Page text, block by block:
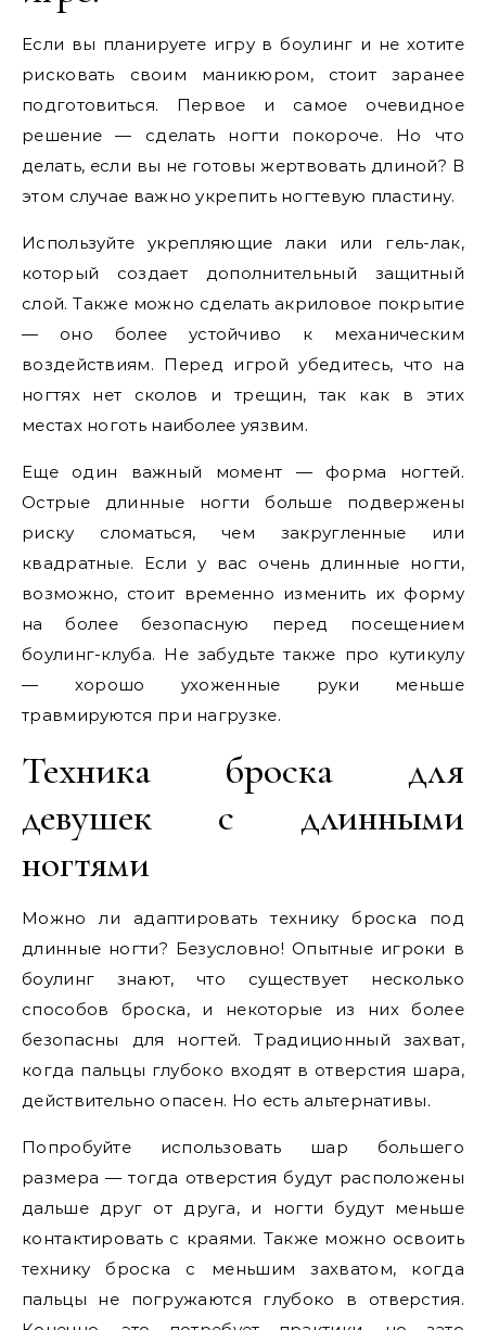
Если вы планируете игру в боулинг и не хотите
рисковать своим маникюром, стоит заранее
подготовиться. Первое и самое очевидное
решение — сделать ногти покороче. Но что
делать, если вы не готовы жертвовать длиной? В
этом случае важно укрепить ногтевую пластину.
Используйте укрепляющие лаки или гель-лак,
который создает дополнительный защитный
слой. Также можно сделать акриловое покрытие
— оно более устойчиво к механическим
воздействиям. Перед игрой убедитесь, что на
ногтях нет сколов и трещин, так как в этих
местах ноготь наиболее уязвим.
Еще один важный момент — форма ногтей.
Острые длинные ногти больше подвержены
риску сломаться, чем закругленные или
квадратные. Если у вас очень длинные ногти,
возможно, стоит временно изменить их форму
на более безопасную перед посещением
боулинг-клуба. Не забудьте также про кутикулу
— хорошо ухоженные руки меньше
травмируются при нагрузке.
Техника броска для
девушек с длинными
ногтями
Можно ли адаптировать технику броска под
длинные ногти? Безусловно! Опытные игроки в
боулинг знают, что существует несколько
способов броска, и некоторые из них более
безопасны для ногтей. Традиционный захват,
когда пальцы глубоко входят в отверстия шара,
действительно опасен. Но есть альтернативы.
Попробуйте использовать шар большего
размера — тогда отверстия будут расположены
дальше друг от друга, и ногти будут меньше
контактировать с краями. Также можно освоить
технику броска с меньшим захватом, когда
пальцы не погружаются глубоко в отверстия.